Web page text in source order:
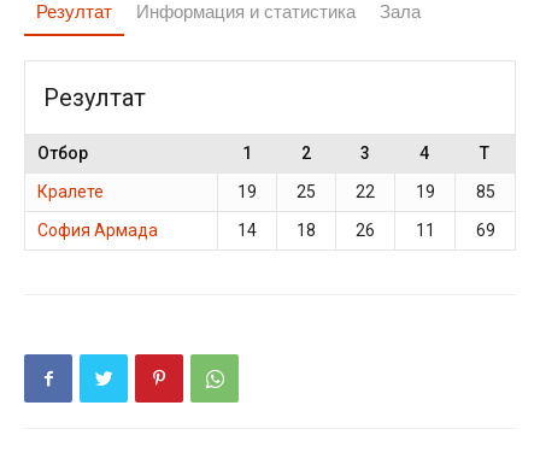
Резултат Информация и статистика Зала
Резултат
Отбор 1 2 3 4
T
Кралете
19 25 22 19
85
София Армада
14 18 26 11 69